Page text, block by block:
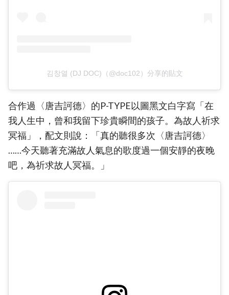
김창열 (DJ DOC)（@doc102）分享的貼文
合作過〈唐吉訶德〉的P-TYPE以圖黑文白字寫「在
我人生中，曾和我留下珍貴瞬間的孩子。為故人祈求
冥福」，配文則說：「真的聽很多次〈唐吉訶德〉
……今天聽著充滿故人氣息的歌度過一個安靜的夜晚
吧，為祈求故人冥福。」